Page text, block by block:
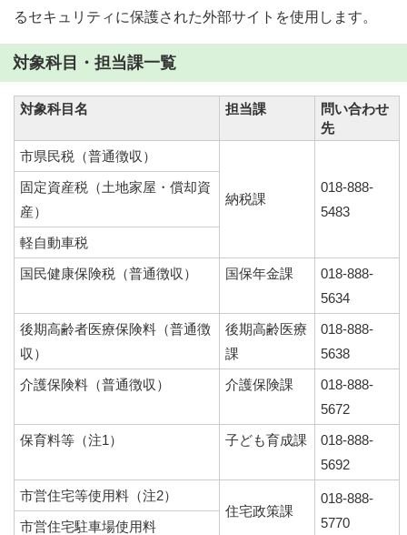
るセキュリティに保護された外部サイトを使用します。
対象科目・担当課一覧
対象科目名 担当課
問い合わせ
先
市県民税（普通徴収）
納税課
018-888-
5483
固定資産税（土地家屋・償却資
産）
軽自動車税
国民健康保険税（普通徴収）
国保年金課
018-888-
5634
後期高齢者医療保険料（普通徴
収）
後期高齢医療
課
018-888-
5638
介護保険料（普通徴収）
介護保険課
018-888-
5672
保育料等（注1）
子ども育成課
018-888-
5692
市営住宅等使用料（注2）
住宅政策課
018-888-
5770
市営住宅駐車場使用料